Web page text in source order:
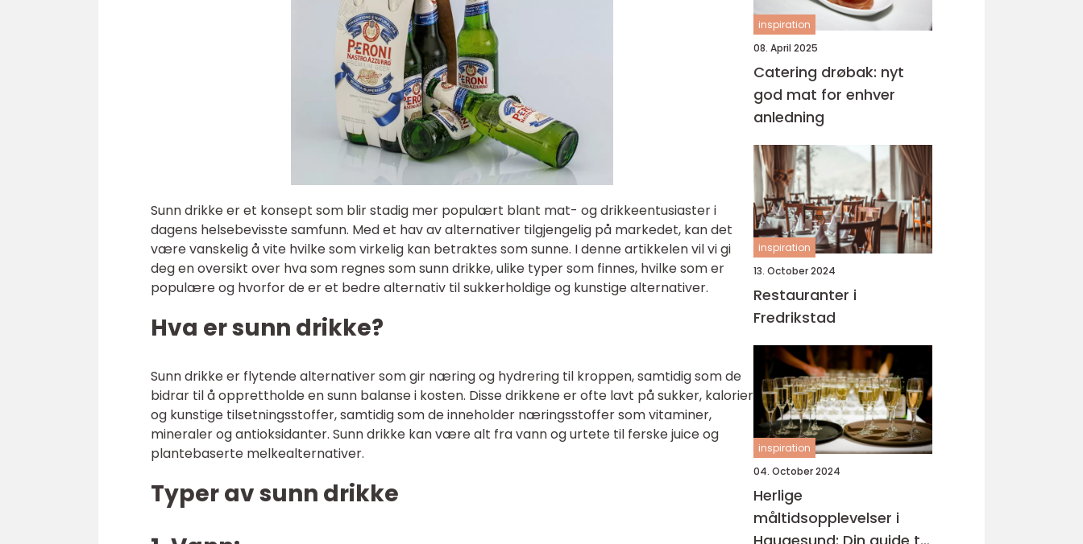
Sunn drikke er et konsept som blir stadig mer populært blant mat- og drikkeentusiaster i
dagens helsebevisste samfunn. Med et hav av alternativer tilgjengelig på markedet, kan det
være vanskelig å vite hvilke som virkelig kan betraktes som sunne. I denne artikkelen vil vi gi
deg en oversikt over hva som regnes som sunn drikke, ulike typer som finnes, hvilke som er
populære og hvorfor de er et bedre alternativ til sukkerholdige og kunstige alternativer.
Hva er sunn drikke?
Sunn drikke er flytende alternativer som gir næring og hydrering til kroppen, samtidig som de
bidrar til å opprettholde en sunn balanse i kosten. Disse drikkene er ofte lavt på sukker, kalorier
og kunstige tilsetningsstoffer, samtidig som de inneholder næringsstoffer som vitaminer,
mineraler og antioksidanter. Sunn drikke kan være alt fra vann og urtete til ferske juice og
plantebaserte melkealternativer.
Typer av sunn drikke
inspiration
08. April 2025
Catering drøbak: nyt
god mat for enhver
anledning
inspiration
13. October 2024
Restauranter i
Fredrikstad
inspiration
04. October 2024
Herlige
måltidsopplevelser i